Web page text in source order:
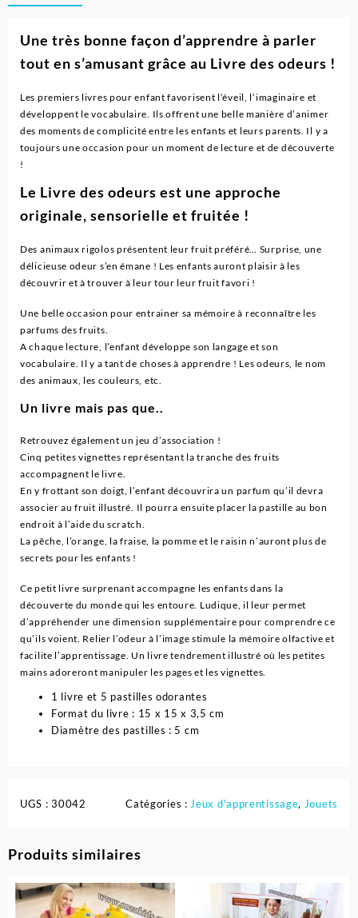
Une très bonne façon d’apprendre à parler
tout en s’amusant grâce au Livre des odeurs !
Les premiers livres pour enfant favorisent l’éveil, l’imaginaire et
développent le vocabulaire. Ils offrent une belle manière d’animer
des moments de complicité entre les enfants et leurs parents. Il y a
toujours une occasion pour un moment de lecture et de découverte
!
Le Livre des odeurs est une approche
originale, sensorielle et fruitée !
Des animaux rigolos présentent leur fruit préféré… Surprise, une
délicieuse odeur s’en émane ! Les enfants auront plaisir à les
découvrir et à trouver à leur tour leur fruit favori !
Une belle occasion pour entrainer sa mémoire à reconnaître les
parfums des fruits.
A chaque lecture, l’enfant développe son langage et son
vocabulaire. Il y a tant de choses à apprendre ! Les odeurs, le nom
des animaux, les couleurs, etc.
Un livre mais pas que..
Retrouvez également un jeu d’association !
Cinq petites vignettes représentant la tranche des fruits
accompagnent le livre.
En y frottant son doigt, l’enfant découvrira un parfum qu’il devra
associer au fruit illustré. Il pourra ensuite placer la pastille au bon
endroit à l’aide du scratch.
La pêche, l’orange, la fraise, la pomme et le raisin n’auront plus de
secrets pour les enfants !
Ce petit livre surprenant accompagne les enfants dans la
découverte du monde qui les entoure. Ludique, il leur permet
d’appréhender une dimension supplémentaire pour comprendre ce
qu’ils voient. Relier l’odeur à l’image stimule la mémoire olfactive et
facilite l’apprentissage. Un livre tendrement illustré où les petites
mains adoreront manipuler les pages et les vignettes.
1 livre et 5 pastilles odorantes
Format du livre : 15 x 15 x 3,5 cm
Diamètre des pastilles : 5 cm
UGS :30042 Catégories : Jeux d'apprentissage, Jouets
Produits similaires